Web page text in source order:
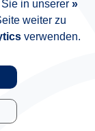
in unserer
weiter zu
verwenden.